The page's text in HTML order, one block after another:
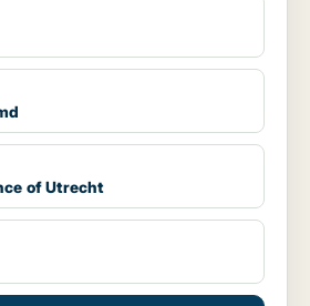
of Utrecht